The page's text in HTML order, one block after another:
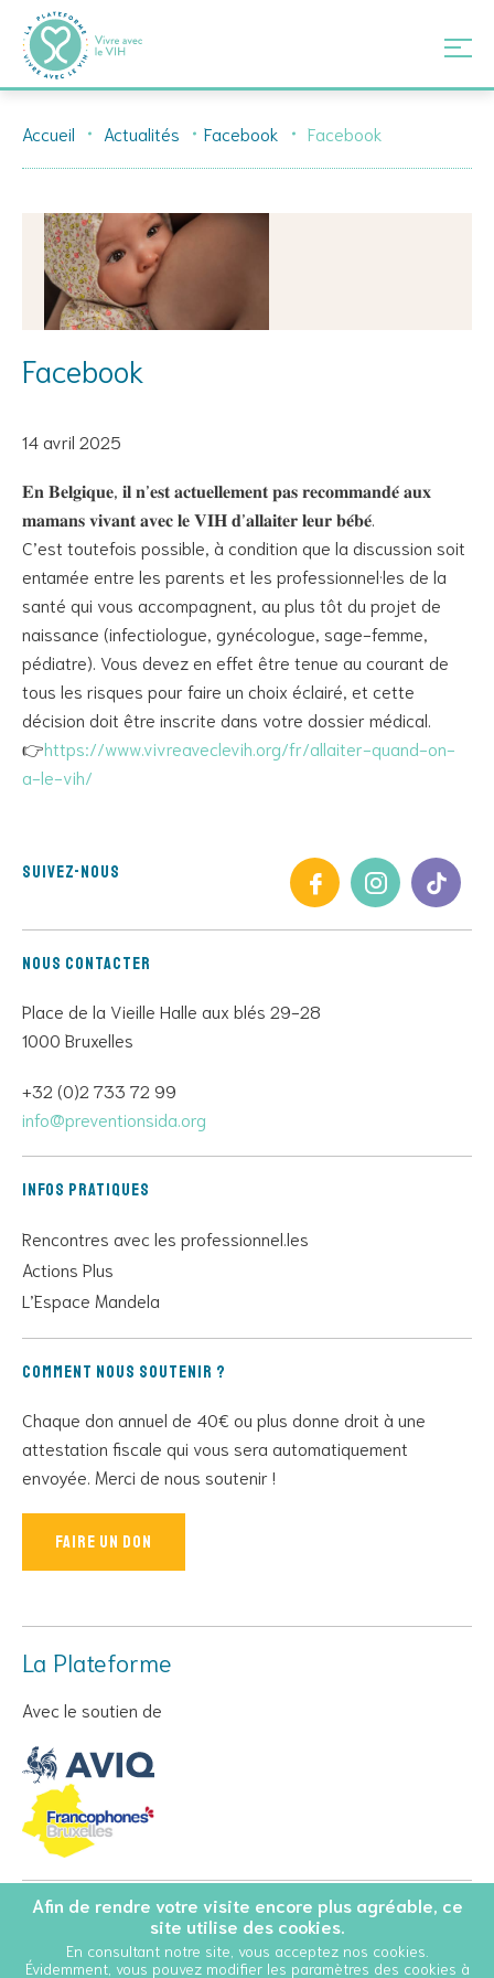
Accueil Actualités Facebook Facebook
Facebook
14 avril 2025
𝐄𝐧 𝐁𝐞𝐥𝐠𝐢𝐪𝐮𝐞, 𝐢𝐥 𝐧’𝐞𝐬𝐭 𝐚𝐜𝐭𝐮𝐞𝐥𝐥𝐞𝐦𝐞𝐧𝐭 𝐩𝐚𝐬 𝐫𝐞𝐜𝐨𝐦𝐦𝐚𝐧𝐝𝐞́ 𝐚𝐮𝐱
𝐦𝐚𝐦𝐚𝐧𝐬 𝐯𝐢𝐯𝐚𝐧𝐭 𝐚𝐯𝐞𝐜 𝐥𝐞 𝐕𝐈𝐇 𝐝’𝐚𝐥𝐥𝐚𝐢𝐭𝐞𝐫 𝐥𝐞𝐮𝐫 𝐛𝐞́𝐛𝐞́.
C’est toutefois possible, à condition que la discussion soit
entamée entre les parents et les professionnel·les de la
santé qui vous accompagnent, au plus tôt du projet de
naissance (infectiologue, gynécologue, sage-femme,
pédiatre). Vous devez en effet être tenue au courant de
tous les risques pour faire un choix éclairé, et cette
décision doit être inscrite dans votre dossier médical.
👉https://www.vivreaveclevih.org/fr/allaiter-quand-on-
a-le-vih/
Suivez-nous
Nous contacter
Place de la Vieille Halle aux blés 29-28
1000 Bruxelles
+32 (0)2 733 72 99
info@preventionsida.org
Infos pratiques
Rencontres avec les professionnel.les
Actions Plus
L’Espace Mandela
Comment nous soutenir ?
Chaque don annuel de 40€ ou plus donne droit à une
attestation fiscale qui vous sera automatiquement
envoyée. Merci de nous soutenir !
Faire un don
La Plateforme
Avec le soutien de
© Copyright 2026 Personnes Vivant avec le VIH - Tous droits
réservés
Afin de rendre votre visite encore plus agréable, ce
site utilise des cookies.
En consultant notre site, vous acceptez nos cookies.
Évidemment, vous pouvez modifier les paramètres des cookies à